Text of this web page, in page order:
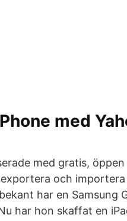
med
med gratis, öppen
och
har en Samsung
har hon skaffat en